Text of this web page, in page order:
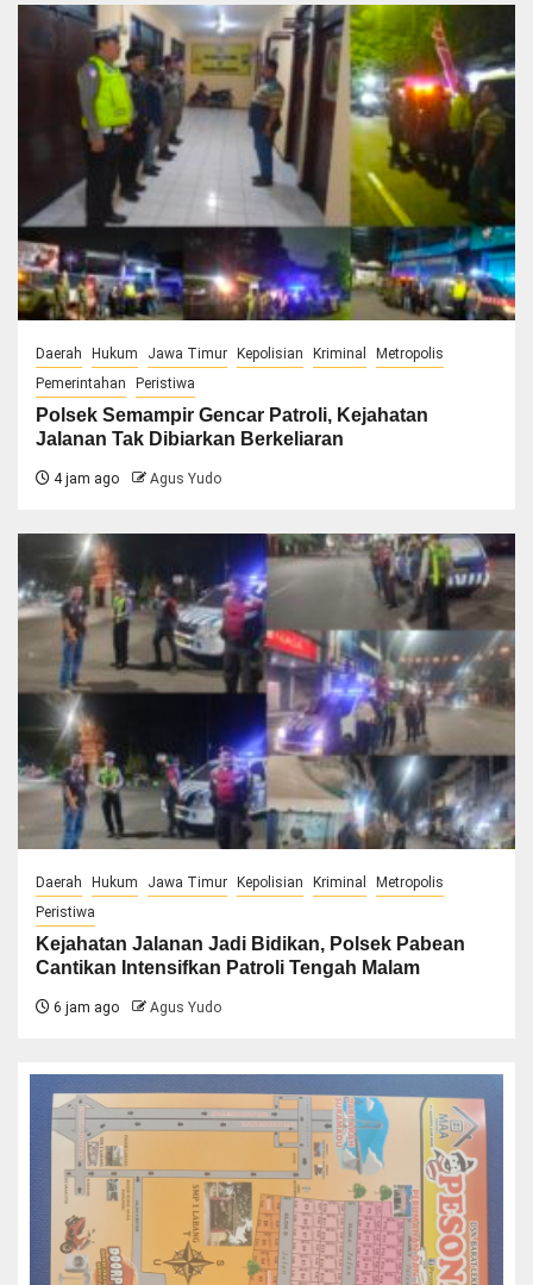
Daerah Hukum Jawa Timur Kepolisian Kriminal
Metropolis
Pemerintahan
Peristiwa
Polsek Semampir Gencar Patroli, Kejahatan
Jalanan Tak Dibiarkan Berkeliaran
4 jam ago Agus Yudo
Daerah Hukum Jawa Timur Kepolisian Kriminal
Metropolis
Peristiwa
Kejahatan Jalanan Jadi Bidikan, Polsek Pabean
Cantikan Intensifkan Patroli Tengah Malam
6 jam ago Agus Yudo